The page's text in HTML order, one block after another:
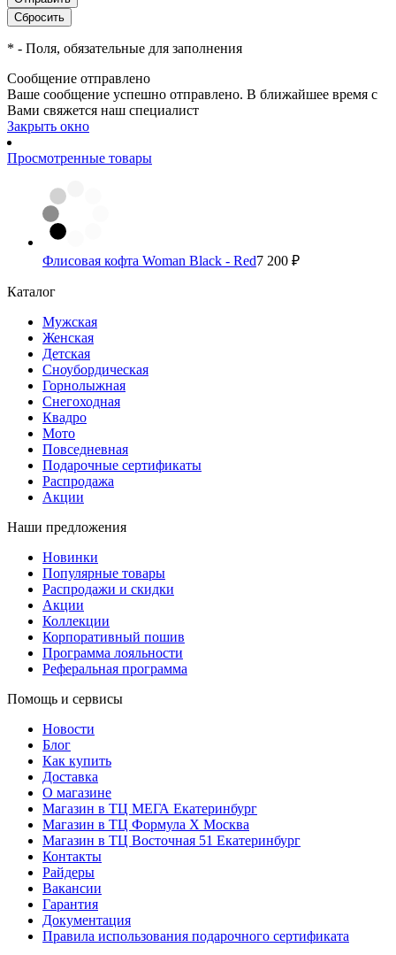
* - Поля, обязательные для заполнения
Сообщение отправлено
Ваше сообщение успешно отправлено. В ближайшее время с
Вами свяжется наш специалист
Закрыть окно
Просмотренные товары
Флисовая кофта Woman Black - Red7 200 ₽
Каталог
Мужская
Женская
Детская
Сноубордическая
Горнолыжная
Снегоходная
Квадро
Мото
Повседневная
Подарочные сертификаты
Распродажа
Акции
Наши предложения
Новинки
Популярные товары
Распродажи и скидки
Акции
Коллекции
Корпоративный пошив
Программа лояльности
Реферальная программа
Помощь и сервисы
Новости
Блог
Как купить
Доставка
О магазине
Магазин в ТЦ МЕГА Екатеринбург
Магазин в ТЦ Формула X Москва
Магазин в ТЦ Восточная 51 Екатеринбург
Контакты
Райдеры
Вакансии
Гарантия
Документация
Правила использования подарочного сертификата